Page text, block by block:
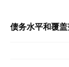
债务水平和覆盖